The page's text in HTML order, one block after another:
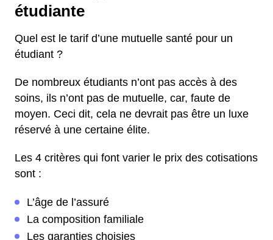
étudiante
Quel est le tarif d’une mutuelle santé pour un
étudiant ?
De nombreux étudiants n’ont pas accès à des
soins, ils n’ont pas de mutuelle, car, faute de
moyen. Ceci dit, cela ne devrait pas être un luxe
réservé à une certaine élite.
Les 4 critères qui font varier le prix des cotisations
sont :
L’âge de l’assuré
La composition familiale
Les garanties choisies